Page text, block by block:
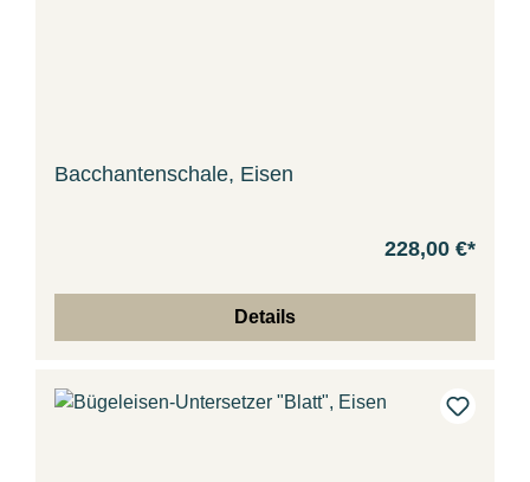
Bacchantenschale, Eisen
228,00 €*
Details